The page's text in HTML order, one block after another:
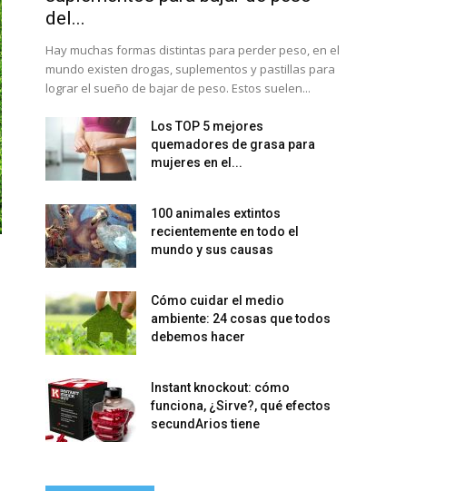
del...
Hay muchas formas distintas para perder peso, en el
mundo existen drogas, suplementos y pastillas para
lograr el sueño de bajar de peso. Estos suelen...
Los TOP 5 mejores
quemadores de grasa para
mujeres en el...
100 animales extintos
recientemente en todo el
mundo y sus causas
Cómo cuidar el medio
ambiente: 24 cosas que todos
debemos hacer
Instant knockout: cómo
funciona, ¿Sirve?, qué efectos
secundArios tiene